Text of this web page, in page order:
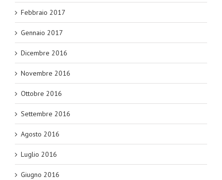
Febbraio 2017
Gennaio 2017
Dicembre 2016
Novembre 2016
Ottobre 2016
Settembre 2016
Agosto 2016
Luglio 2016
Giugno 2016